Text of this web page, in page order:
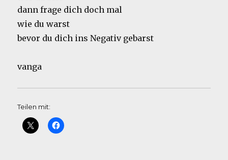
dann frage dich doch mal
wie du warst
bevor du dich ins Negativ gebarst
vanga
Teilen mit: